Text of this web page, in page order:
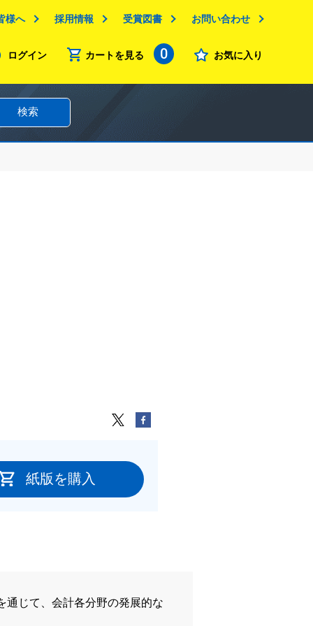
様へ 採用情報 受賞図書 お問い合わせ
ログイン カートを見る 0 お気に入り
検索
紙版を購入
通じて、会計各分野の発展的な